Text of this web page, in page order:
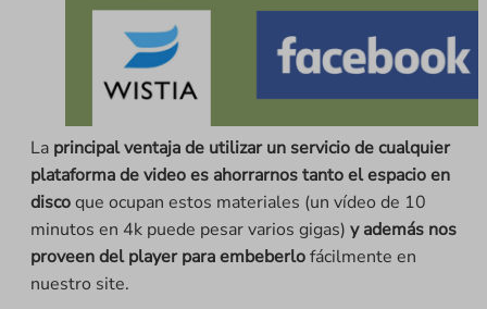
La principal ventaja de utilizar un servicio de cualquier
plataforma de video es ahorrarnos tanto el espacio en
discoque ocupan estos materiales (un vídeo de 10
minutos en 4k puede pesar varios gigas) y además nos
proveen del player para embeberlofácilmente en
nuestro site.